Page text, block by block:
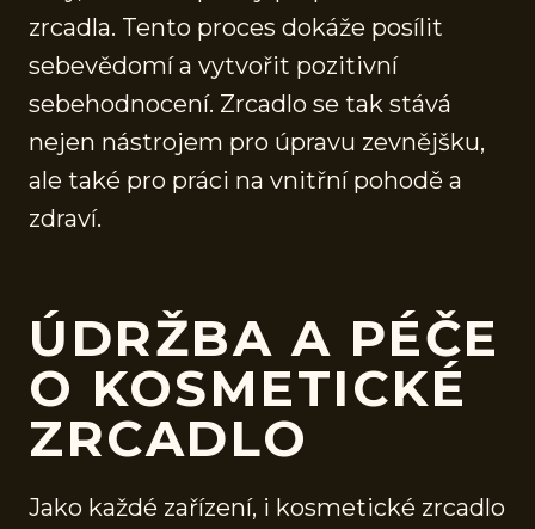
zrcadla. Tento proces dokáže posílit
sebevědomí a vytvořit pozitivní
sebehodnocení. Zrcadlo se tak stává
nejen nástrojem pro úpravu zevnějšku,
ale také pro práci na vnitřní pohodě a
zdraví.
ÚDRŽBA A PÉČE
O KOSMETICKÉ
ZRCADLO
Jako každé zařízení, i kosmetické zrcadlo